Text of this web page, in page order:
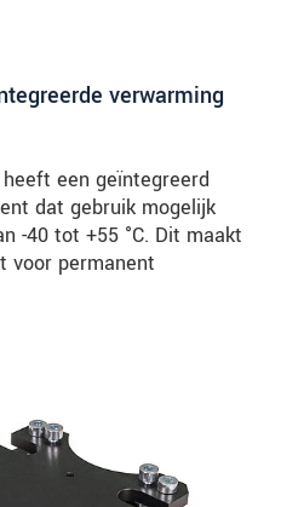
verwarming
een geïntegreerd
dat gebruik mogelijk
-40 tot +55 °C. Dit maakt
voor permanent